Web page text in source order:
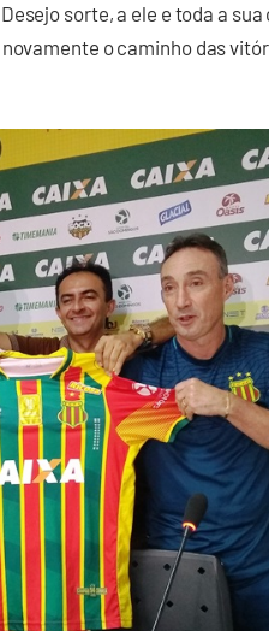
sorte, a ele e toda a
o caminho das